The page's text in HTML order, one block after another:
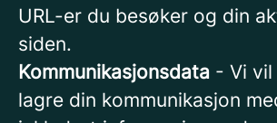
URL-er du besøker og din
siden.
Kommunikasjonsdata - Vi vil
lagre din kommunikasjon